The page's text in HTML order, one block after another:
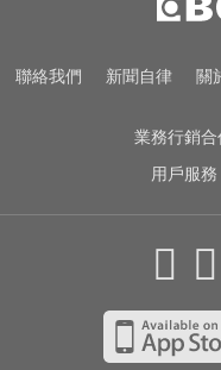
動漫名言激
啦啦隊員遭
聯絡我們 新聞自律 關
業務行銷合
用戶服務